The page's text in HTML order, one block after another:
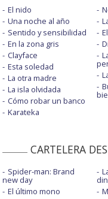
El nido
Una noche al año
Sentido y sensibilidad
En la zona gris
Clayface
Esta soledad
La otra madre
La isla olvidada
Cómo robar un banco
Karateka
CARTELERA
Spider-man: Brand
new day
El último mono